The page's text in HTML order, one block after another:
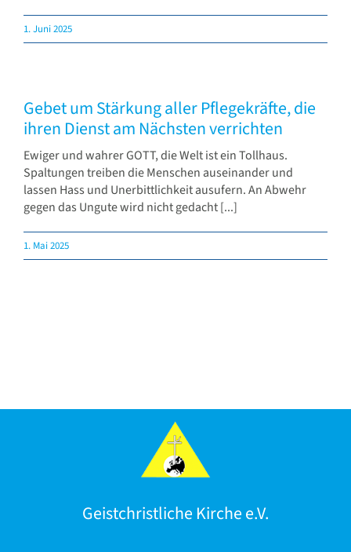
1. Juni 2025
Gebet um Stärkung aller Pflegekräfte, die
ihren Dienst am Nächsten verrichten
Ewiger und wahrer GOTT, die Welt ist ein Tollhaus.
Spaltungen treiben die Menschen auseinander und
lassen Hass und Unerbittlichkeit ausufern. An Abwehr
gegen das Ungute wird nicht gedacht [...]
1. Mai 2025
Geistchristliche Kirche e.V.